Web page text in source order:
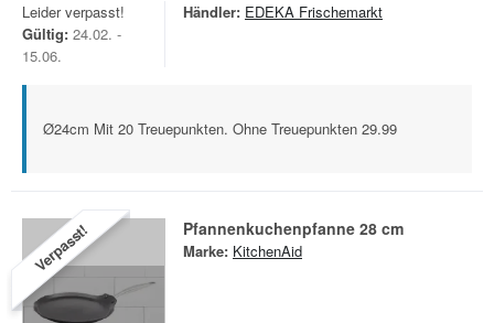
Leider verpasst!
Gültig: 24.02. -
15.06.
Händler: EDEKA Frischemarkt
Ø24cm Mit 20 Treuepunkten. Ohne Treuepunkten 29.99
Verpasst! Pfannenkuchenpfanne 28 cm
Marke: KitchenAid